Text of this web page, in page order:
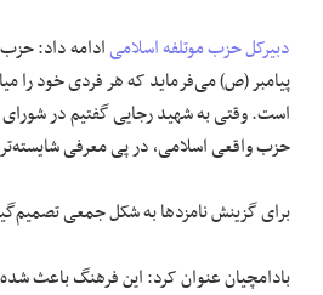
دبیرکلحزب موتلفه اسلامیادامه داد:
پیامبر (ص) می‌فرماید که هر فردی خود را
است. وقتی به شهید رجایی گفتیم در شورای
حزب واقعی اسلامی، در پی معرفی
برای گزینش نامزدها به شکل جمعی
بادامچیان عنوان کرد: این فرهنگ باعث